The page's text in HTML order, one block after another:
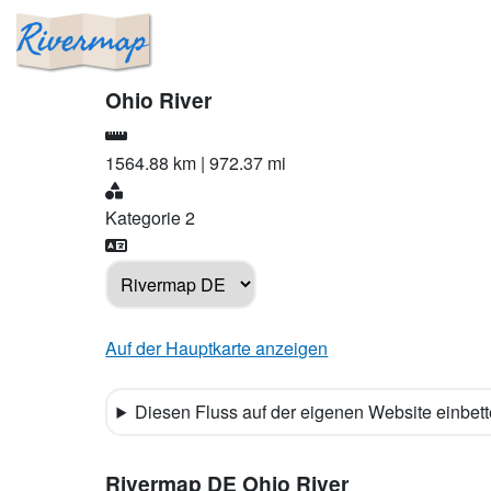
Ohio River
1564.88 km |972.37 mi
Kategorie 2
Auf der Hauptkarte anzeigen
Diesen Fluss auf der eigenen Website
Rivermap DE Ohio River